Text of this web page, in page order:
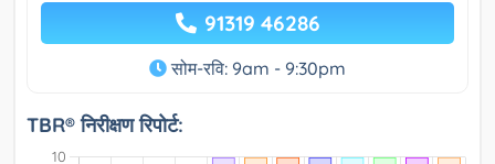
91319 46286
सोम-रवि: 9am - 9:30pm
TBR® निरीक्षण रिपोर्ट: